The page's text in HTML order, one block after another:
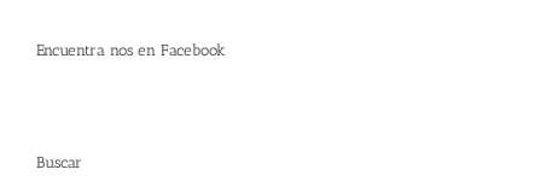
Encuentra nos en Facebook
Buscar